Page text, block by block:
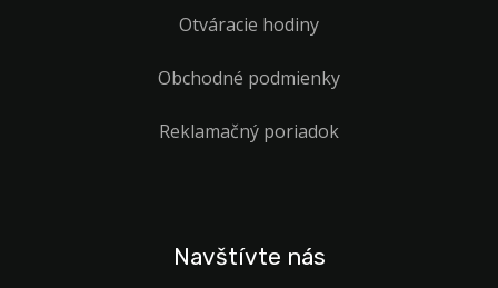
Otváracie hodiny
Obchodné podmienky
Reklamačný poriadok
Navštívte nás